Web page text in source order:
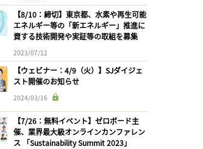
【8/10：締切】東京都、水素や再生可能
エネルギー等の「新エネルギー」推進に
資する技術開発や実証等の取組を募集
2023/07/12
【ウェビナー：4/9（火）】SJダイジェ
スト開催のお知らせ
2024/03/16
【7/26：無料イベント】ゼロボード主
催、業界最大級オンラインカンファレン
ス 「Sustainability Summit 2023」